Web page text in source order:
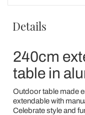
Details
240cm
table in
Outdoor table made
extendable with
Celebrate style and